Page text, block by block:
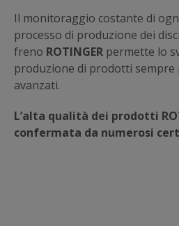
Il monitoraggio costante di
processo di produzione dei
freno ROTINGER permette lo
produzione di prodotti sempre
avanzati.
L’alta qualità dei prodotti
confermata da numerosi